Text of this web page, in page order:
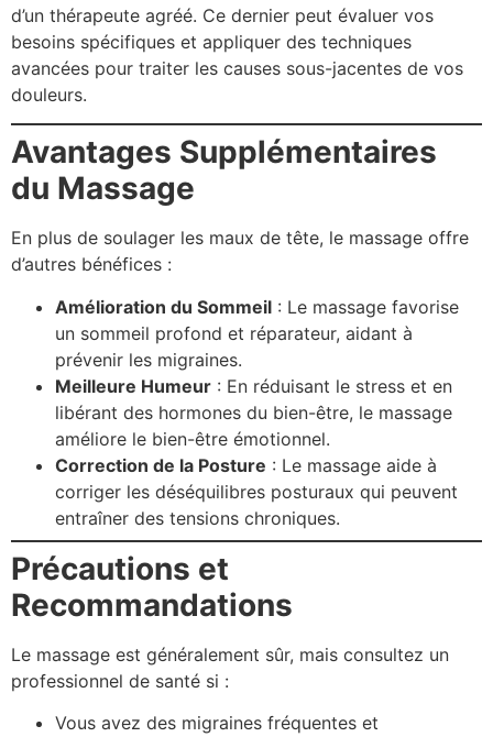
d’un thérapeute agréé. Ce dernier peut évaluer vos
besoins spécifiques et appliquer des techniques
avancées pour traiter les causes sous-jacentes de vos
douleurs.
Avantages Supplémentaires
du Massage
En plus de soulager les maux de tête, le massage offre
d’autres bénéfices :
Amélioration du Sommeil : Le massage favorise
un sommeil profond et réparateur, aidant à
prévenir les migraines.
Meilleure Humeur : En réduisant le stress et en
libérant des hormones du bien-être, le massage
améliore le bien-être émotionnel.
Correction de la Posture : Le massage aide à
corriger les déséquilibres posturaux qui peuvent
entraîner des tensions chroniques.
Précautions et
Recommandations
Le massage est généralement sûr, mais consultez un
professionnel de santé si :
Vous avez des migraines fréquentes et